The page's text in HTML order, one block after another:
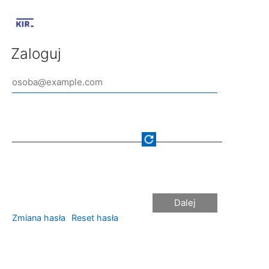
Zaloguj
Dalej
Zmiana hasła Reset hasła